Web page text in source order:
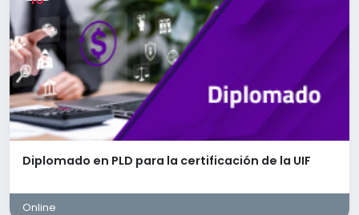
*Horario de Lunes a Jueves de 8:00 am a 6:00 pm. y
Viernes de 08:00 am a 3:00 pm
*Modalidad presencial.
*Contratación inmediata
Diplomado en PLD para la certificación de la UIF
Online